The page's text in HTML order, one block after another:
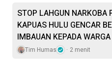
STOP LAHGUN NARKOBA
KAPUAS HULU GENCAR
IMBAUAN KEPADA WARGA
Tim Humas 2 menit